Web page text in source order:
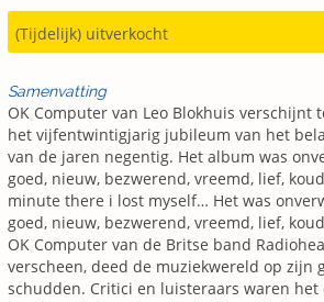
(Tijdelijk) uitverkocht
Samenvatting
OK Computer van Leo Blokhuis verschijnt
het vijfentwintigjarig jubileum van het
van de jaren negentig. Het album was
goed, nieuw, bezwerend, vreemd, lief,
minute there i lost myself… Het was
goed, nieuw, bezwerend, vreemd, lief,
OK Computer van de Britse band
verscheen, deed de muziekwereld op zijn
schudden. Critici en luisteraars waren het